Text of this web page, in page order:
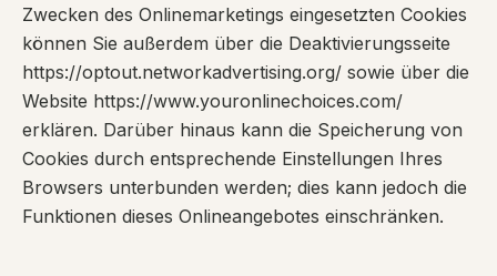
Zwecken des Onlinemarketings eingesetzten Cookies
können Sie außerdem über die Deaktivierungsseite
https://optout.networkadvertising.org/ sowie über die
Website https://www.youronlinechoices.com/
erklären. Darüber hinaus kann die Speicherung von
Cookies durch entsprechende Einstellungen Ihres
Browsers unterbunden werden; dies kann jedoch die
Funktionen dieses Onlineangebotes einschränken.